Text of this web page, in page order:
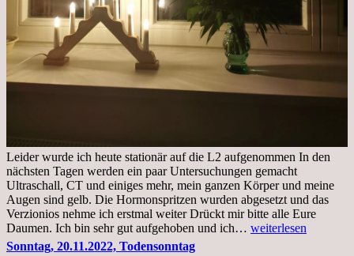
Leider wurde ich heute stationär auf die L2 aufgenommen In den
nächsten Tagen werden ein paar Untersuchungen gemacht
Ultraschall, CT und einiges mehr, mein ganzen Körper und meine
Augen sind gelb. Die Hormonspritzen wurden abgesetzt und das
Verzionios nehme ich erstmal weiter Drückt mir bitte alle Eure
Daumen. Ich bin sehr gut aufgehoben und ich… Mittwoch.
weiterlesen
Sonntag, 20.11.2022, Todensonntag